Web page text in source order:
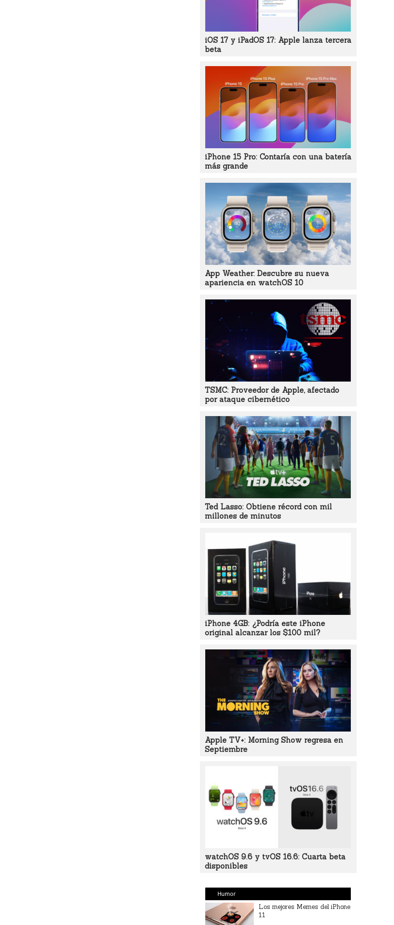
iOS 17 y iPadOS 17: Apple lanza tercera
beta
iPhone 15 Pro: Contaría con una batería
más grande
App Weather: Descubre su nueva
apariencia en watchOS 10
TSMC: Proveedor de Apple, afectado
por ataque cibernético
Ted Lasso: Obtiene récord con mil
millones de minutos
iPhone 4GB: ¿Podría este iPhone
original alcanzar los $100 mil?
Apple TV+: Morning Show regresa en
Septiembre
watchOS 9.6 y tvOS 16.6: Cuarta beta
disponibles
Humor
Los mejores Memes del iPhone
11